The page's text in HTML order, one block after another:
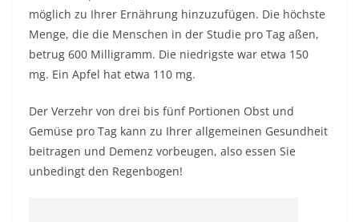
möglich zu Ihrer Ernährung hinzuzufügen. Die höchste
Menge, die die Menschen in der Studie pro Tag aßen,
betrug 600 Milligramm. Die niedrigste war etwa 150
mg. Ein Apfel hat etwa 110 mg.
Der Verzehr von drei bis fünf Portionen Obst und
Gemüse pro Tag kann zu Ihrer allgemeinen Gesundheit
beitragen und Demenz vorbeugen, also essen Sie
unbedingt den Regenbogen!